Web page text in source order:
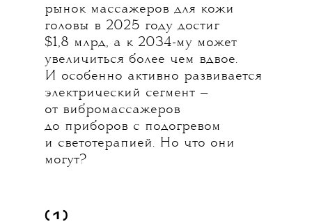
рынок массажеров для кожи
головы в 2025 году достиг
$1,8 млрд, а к 2034-му может
увеличиться более чем вдвое.
И особенно активно развивается
электрический сегмент —
от вибромассажеров
до приборов с подогревом
и светотерапией. Но что они
могут?
( 1 )